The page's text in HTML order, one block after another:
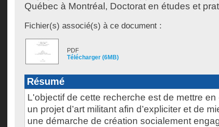
Québec à Montréal, Doctorat en études et
Fichier(s) associé(s) à ce document :
PDF
Télécharger (6MB)
Résumé
L'objectif de cette recherche est de mettre
un projet d’art militant afin d’expliciter et de
une démarche de création socialement